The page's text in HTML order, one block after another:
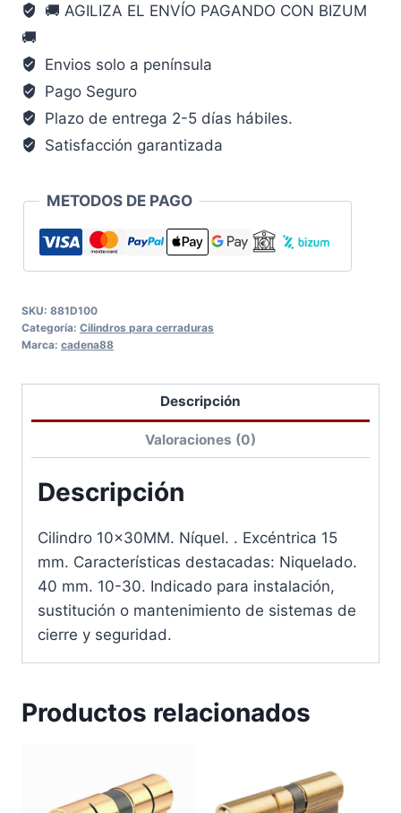
Niquelado
CADENA88
cantidad
🚚 AGILIZA EL ENVÍO PAGANDO CON BIZUM
🚚
Envios solo a península
Pago Seguro
Plazo de entrega 2-5 días hábiles.
Satisfacción garantizada
METODOS DE PAGO
SKU: 881D100
Categoría: Cilindros para cerraduras
Marca: cadena88
Descripción
Valoraciones (0)
Descripción
Cilindro 10x30MM. Níquel. . Excéntrica 15
mm. Características destacadas: Niquelado.
40 mm. 10-30. Indicado para instalación,
sustitución o mantenimiento de sistemas de
cierre y seguridad.
Productos relacionados